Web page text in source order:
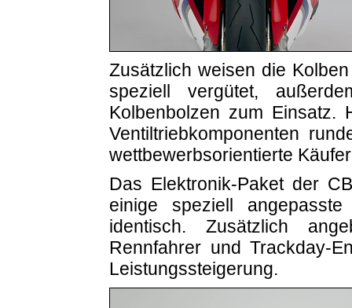
Zusätzlich weisen die
speziell vergütet,
Kolbenbolzen zum Einsatz.
Ventiltriebkomponenten
wettbewerbsorientierte
Das Elektronik-Paket der
einige speziell
identisch. Zusätzlich
Rennfahrer und Trackday-
Leistungssteigerung.